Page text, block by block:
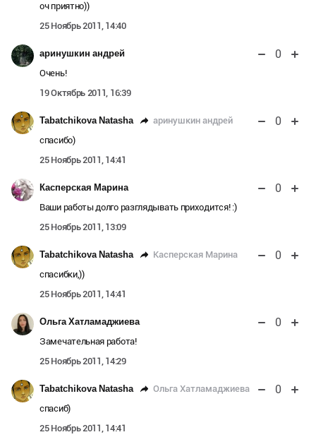
оч приятно))
25 Ноябрь 2011, 14:40
аринушкин андрей 0
Очень!
19 Октябрь 2011, 16:39
Tabatchikova Natasha аринушкин андрей 0
спасибо)
25 Ноябрь 2011, 14:41
Касперская Марина 0
Ваши работы долго разглядывать приходится! :)
25 Ноябрь 2011, 13:09
Tabatchikova Natasha Касперская Марина 0
спасибки,))
25 Ноябрь 2011, 14:41
Ольга Хатламаджиева 0
Замечательная работа!
25 Ноябрь 2011, 14:29
Tabatchikova Natasha Ольга Хатламаджиева 0
спасиб)
25 Ноябрь 2011, 14:41